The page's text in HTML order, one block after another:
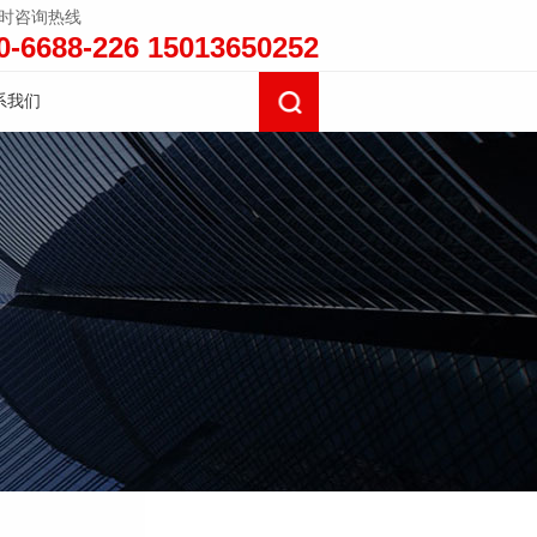
咨询热线
6688-226 15013650252
我们